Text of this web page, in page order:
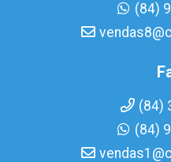
(84)
(84)
(84)